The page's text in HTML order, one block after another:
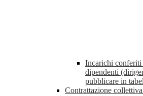
Incarichi conferiti
dipendenti
pubblicare in
Contrattazione collettiva